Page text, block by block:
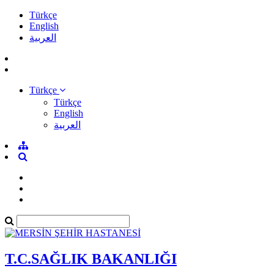
Türkçe
English
العربية
Türkçe
Türkçe
English
العربية
T.C.SAĞLIK BAKANLIĞI